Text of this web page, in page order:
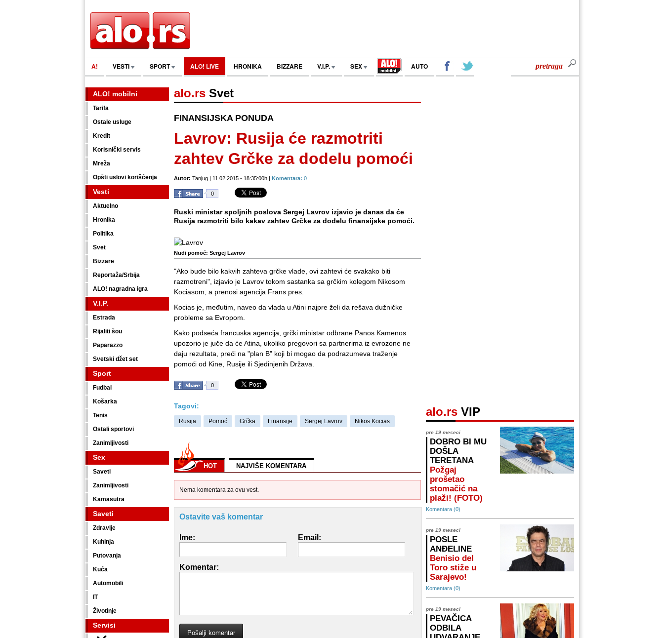
A! VESTI SPORT ALO! LIVE HRONIKA BIZZARE V.I.P. SEX AUTO
ALO! mobilni
Tarifa
Ostale usluge
Kredit
Korisnički servis
Mreža
Opšti uslovi korišćenja
Vesti
Aktuelno
Hronika
Politika
Svet
Bizzare
Reportaža/Srbija
ALO! nagradna igra
V.I.P.
Estrada
Rijaliti šou
Paparazzo
Svetski džet set
Sport
Fudbal
Košarka
Tenis
Ostali sportovi
Zanimljivosti
Sex
Saveti
Zanimljivosti
Kamasutra
Saveti
Zdravlje
Kuhinja
Putovanja
Kuća
Automobili
IT
Životinje
Servisi
alo.rs Svet
FINANSIJSKA PONUDA
Lavrov: Rusija će razmotriti
zahtev Grčke za dodelu pomoći
Autor: Tanjug | 11.02.2015 - 18:35:00h | Komentara: 0
0
Ruski ministar spoljnih poslova Sergej Lavrov izjavio je danas da će
Rusija razmotriti bilo kakav zahtev Grčke za dodelu finansijske pomoći.
Nudi pomoć: Sergej Lavrov
"Ako bude bilo kakvih zahteva grčke vlade, ovi zahtevi će svakako biti
razmotreni", izjavio je Lavrov tokom sastanka sa grčkim kolegom Nikosom
Kociasom, a prenosi agencija Frans pres.
Kocias je, međutim, naveo da vlada u Atini najpre želi da rešava dužničke
probleme sa Evropom.
Kako podseća francuska agencija, grčki ministar odbrane Panos Kamenos
upozorio je juče da će Atina, ukoliko pregovori sa partnerima iz evrozone ne
daju rezultata, preći na "plan B" koji bi mogao da podrazumeva traženje
pomoći od Kine, Rusije ili Sjedinjenih Država.
0
Tagovi:
Rusija Pomoć Grčka Finansije Sergej Lavrov Nikos Kocias
HOT NAJVIŠE KOMENTARA
Nema komentara za ovu vest.
Ostavite vaš komentar
Ime: Email:
Komentar:
alo.rs VIP
pre 19 meseci
DOBRO BI MU
DOŠLA
TERETANA
Požgaj
prošetao
stomačić na
plaži! (FOTO)
Komentara (0)
pre 19 meseci
POSLE
ANĐELINE
Benisio del
Toro stiže u
Sarajevo!
Komentara (0)
pre 19 meseci
PEVAČICA
ODBILA